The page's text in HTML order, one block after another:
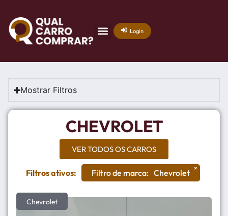
Login
Mostrar Filtros
CHEVROLET
VER TODOS OS CARROS
Filtros ativos: Filtro de marca: Chevrolet ×
Chevrolet